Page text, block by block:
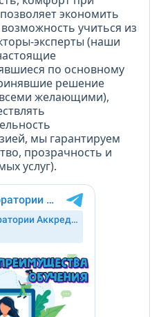
экономить
учиться из
эксперты (наши
по основному
решение
желающими),
мы гарантируем
прозрачность и
услуг).